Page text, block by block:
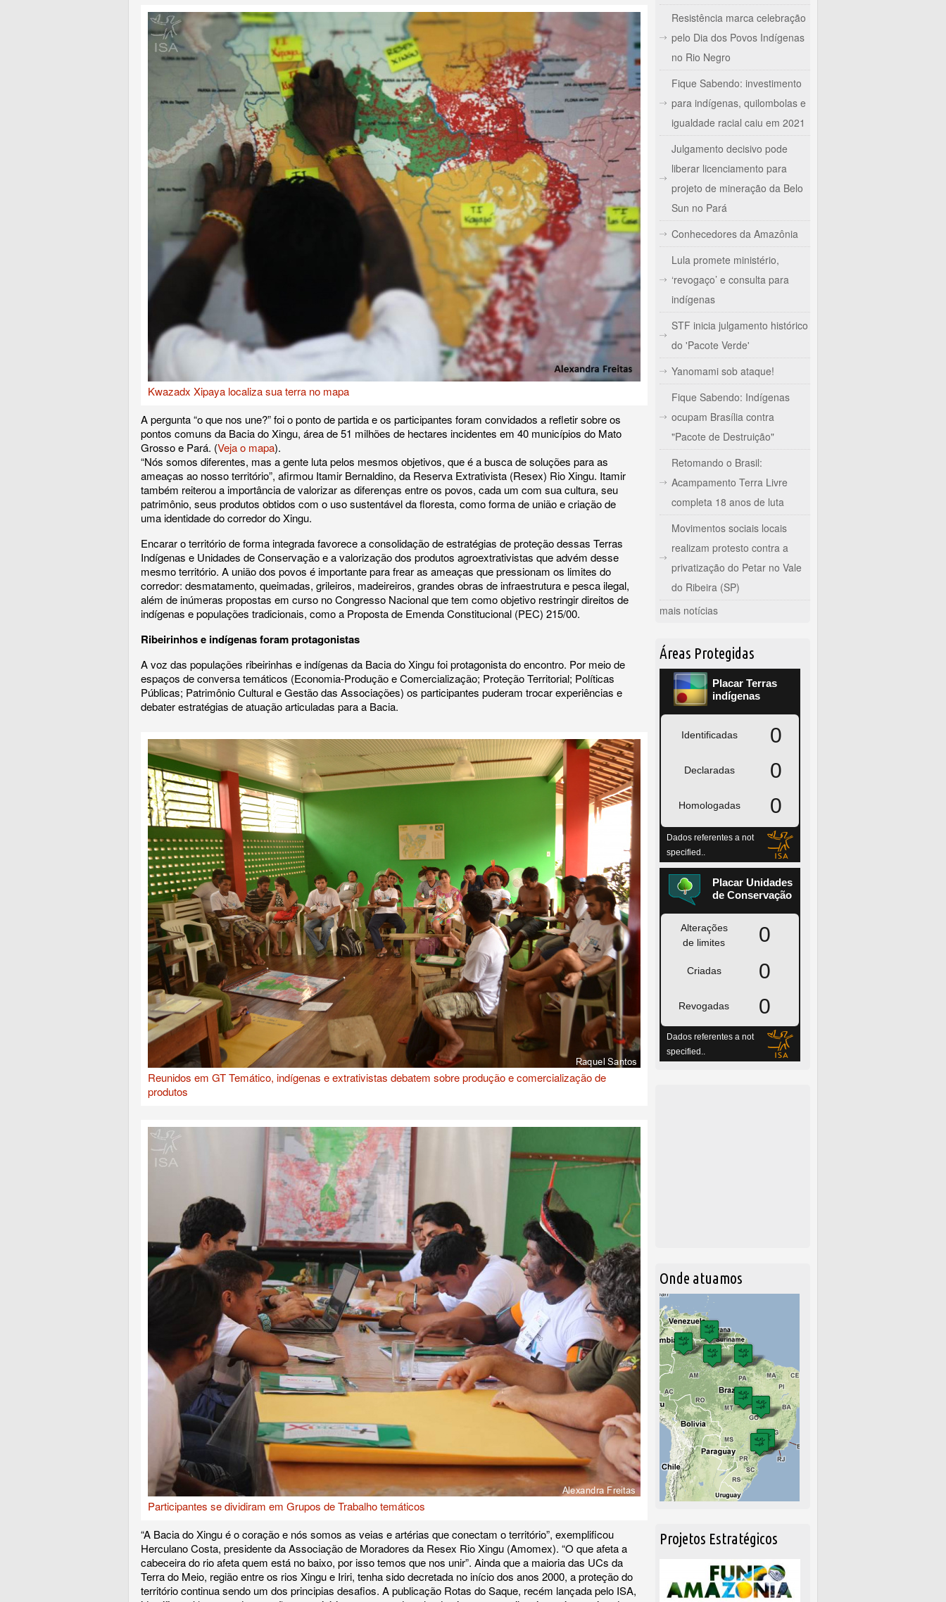
Kwazadx Xipaya localiza sua terra no mapa
A pergunta “o que nos une?” foi o ponto de partida e os participantes foram convidados a refletir sobre os
pontos comuns da Bacia do Xingu, área de 51 milhões de hectares incidentes em 40 municípios do Mato
Grosso e Pará. (Veja o mapa).
“Nós somos diferentes, mas a gente luta pelos mesmos objetivos, que é a busca de soluções para as
ameaças ao nosso território”, afirmou Itamir Bernaldino, da Reserva Extrativista (Resex) Rio Xingu. Itamir
também reiterou a importância de valorizar as diferenças entre os povos, cada um com sua cultura, seu
patrimônio, seus produtos obtidos com o uso sustentável da floresta, como forma de união e criação de
uma identidade do corredor do Xingu.
Encarar o território de forma integrada favorece a consolidação de estratégias de proteção dessas Terras
Indígenas e Unidades de Conservação e a valorização dos produtos agroextrativistas que advém desse
mesmo território. A união dos povos é importante para frear as ameaças que pressionam os limites do
corredor: desmatamento, queimadas, grileiros, madeireiros, grandes obras de infraestrutura e pesca ilegal,
além de inúmeras propostas em curso no Congresso Nacional que tem como objetivo restringir direitos de
indígenas e populações tradicionais, como a Proposta de Emenda Constitucional (PEC) 215/00.
Ribeirinhos e indígenas foram protagonistas
A voz das populações ribeirinhas e indígenas da Bacia do Xingu foi protagonista do encontro. Por meio de
espaços de conversa temáticos (Economia-Produção e Comercialização; Proteção Territorial; Políticas
Públicas; Patrimônio Cultural e Gestão das Associações) os participantes puderam trocar experiências e
debater estratégias de atuação articuladas para a Bacia.
Reunidos em GT Temático, indígenas e extrativistas debatem sobre produção e comercialização de
produtos
Participantes se dividiram em Grupos de Trabalho temáticos
“A Bacia do Xingu é o coração e nós somos as veias e artérias que conectam o território”, exemplificou
Herculano Costa, presidente da Associação de Moradores da Resex Rio Xingu (Amomex). “O que afeta a
cabeceira do rio afeta quem está no baixo, por isso temos que nos unir”. Ainda que a maioria das UCs da
Terra do Meio, região entre os rios Xingu e Iriri, tenha sido decretada no início dos anos 2000, a proteção do
território continua sendo um dos principias desafios. A publicação Rotas do Saque, recém lançada pelo ISA,
Resistência marca celebração
pelo Dia dos Povos Indígenas
no Rio Negro
Fique Sabendo: investimento
para indígenas, quilombolas e
igualdade racial caiu em 2021
Julgamento decisivo pode
liberar licenciamento para
projeto de mineração da Belo
Sun no Pará
Conhecedores da Amazônia
Lula promete ministério,
‘revogaço’ e consulta para
indígenas
STF inicia julgamento histórico
do 'Pacote Verde'
Yanomami sob ataque!
Fique Sabendo: Indígenas
ocupam Brasília contra
"Pacote de Destruição"
Retomando o Brasil:
Acampamento Terra Livre
completa 18 anos de luta
Movimentos sociais locais
realizam protesto contra a
privatização do Petar no Vale
do Ribeira (SP)
mais notícias
Áreas Protegidas
Onde atuamos
Projetos Estratégicos